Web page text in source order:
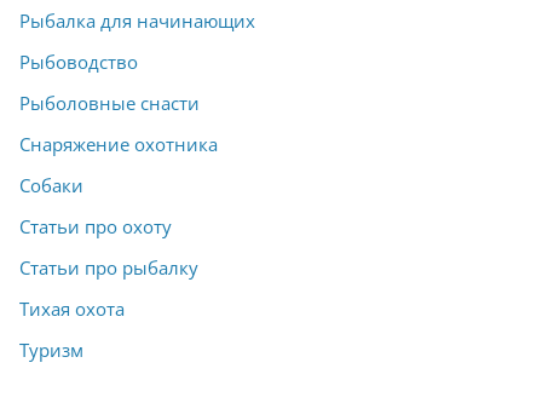
Рыбалка для начинающих
Рыбоводство
Рыболовные снасти
Снаряжение охотника
Собаки
Статьи про охоту
Статьи про рыбалку
Тихая охота
Туризм